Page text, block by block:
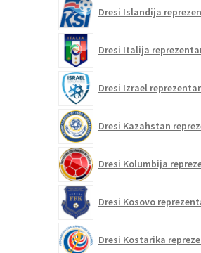
Dresi Islandija
Dresi Italija
Dresi Izrael
Dresi Kazahstan
Dresi Kolumbija
Dresi Kosovo
Dresi Kostarika